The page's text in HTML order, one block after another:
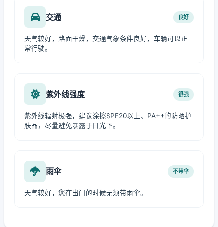
交通 良好
天气较好，路面干燥，交通气象条件良好，车辆可以正
常行驶。
紫外线强度 很强
紫外线辐射极强，建议涂擦SPF20以上、PA++的防晒护
肤品，尽量避免暴露于日光下。
雨伞 不带伞
天气较好，您在出门的时候无须带雨伞。